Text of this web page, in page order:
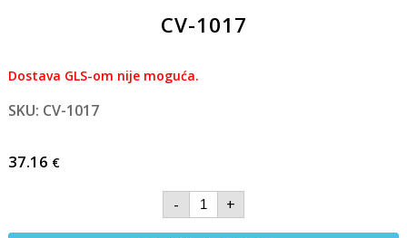
CV-1017
Dostava GLS-om nije moguća.
SKU: CV-1017
37.16 €
- +